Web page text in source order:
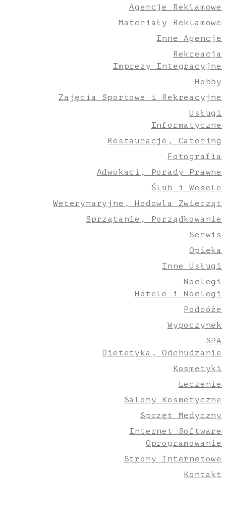
Agencje Reklamowe
Materiały Reklamowe
Inne Agencje
Rekreacja
Imprezy Integracyjne
Hobby
Zajęcia Sportowe i Rekreacyjne
Usługi
Informatyczne
Restauracje, Catering
Fotografia
Adwokaci, Porady Prawne
Ślub i Wesele
Weterynaryjne, Hodowla Zwierząt
Sprzątanie, Porządkowanie
Serwis
Opieka
Inne Usługi
Noclegi
Hotele i Noclegi
Podróże
Wypoczynek
SPA
Dietetyka, Odchudzanie
Kosmetyki
Leczenie
Salony Kosmetyczne
Sprzęt Medyczny
Internet Software
Oprogramowanie
Strony Internetowe
Kontakt